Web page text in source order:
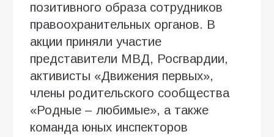
позитивного образа сотрудников
правоохранительных органов. В
акции приняли участие
представители МВД, Росгвардии,
активисты «Движения первых»,
члены родительского сообщества
«Родные – любимые», а также
команда юных инспекторов